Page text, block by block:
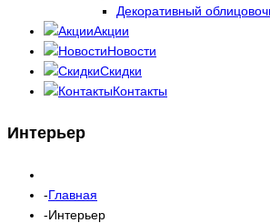
Декоративный
Акции
Новости
Скидки
Контакты
Интерьер
Главная
Интерьер